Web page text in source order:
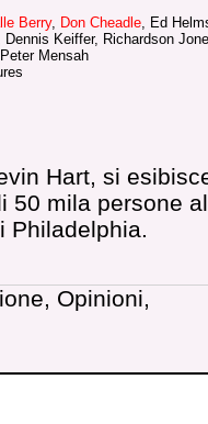
Berry, Don Cheadle, Ed
Dennis Keiffer, Richardson
Mensah
Hart, si
50 mila persone al
Philadelphia.
Opinioni,